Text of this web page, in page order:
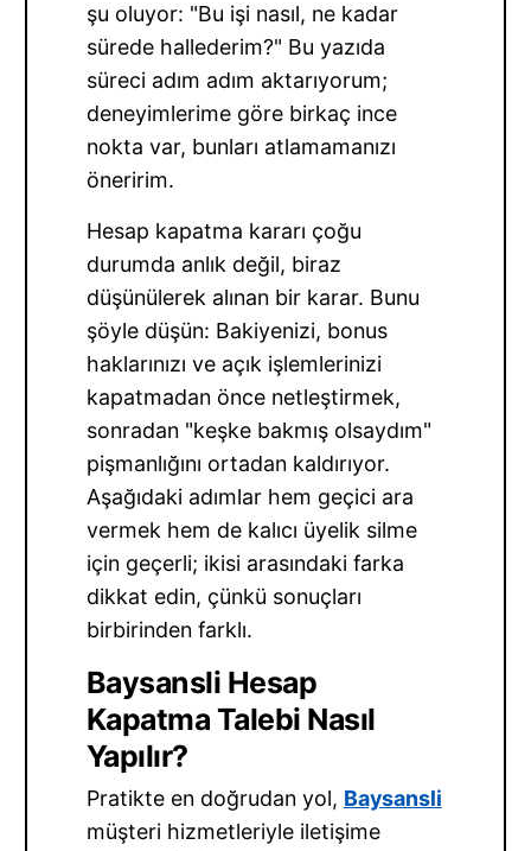
şu oluyor: "Bu işi nasıl, ne kadar
sürede hallederim?" Bu yazıda
süreci adım adım aktarıyorum;
deneyimlerime göre birkaç ince
nokta var, bunları atlamamanızı
öneririm.
Hesap kapatma kararı çoğu
durumda anlık değil, biraz
düşünülerek alınan bir karar. Bunu
şöyle düşün: Bakiyenizi, bonus
haklarınızı ve açık işlemlerinizi
kapatmadan önce netleştirmek,
sonradan "keşke bakmış olsaydım"
pişmanlığını ortadan kaldırıyor.
Aşağıdaki adımlar hem geçici ara
vermek hem de kalıcı üyelik silme
için geçerli; ikisi arasındaki farka
dikkat edin, çünkü sonuçları
birbirinden farklı.
Baysansli Hesap
Kapatma Talebi Nasıl
Yapılır?
Pratikte en doğrudan yol, Baysansli
müşteri hizmetleriyle iletişime